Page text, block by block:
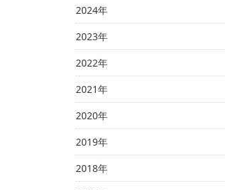
2024年
2023年
2022年
2021年
2020年
2019年
2018年